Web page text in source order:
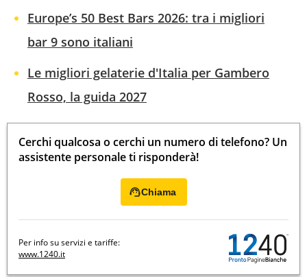
Europe’s 50 Best Bars 2026: tra i migliori
bar 9 sono italiani
Le migliori gelaterie d'Italia per Gambero
Rosso, la guida 2027
Cerchi qualcosa o cerchi un numero di telefono? Un
assistente personale ti risponderà!
Chiama
Per info su servizi e tariffe:
www.1240.it